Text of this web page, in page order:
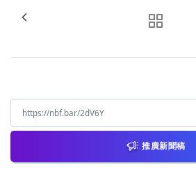
推廣新聞稿